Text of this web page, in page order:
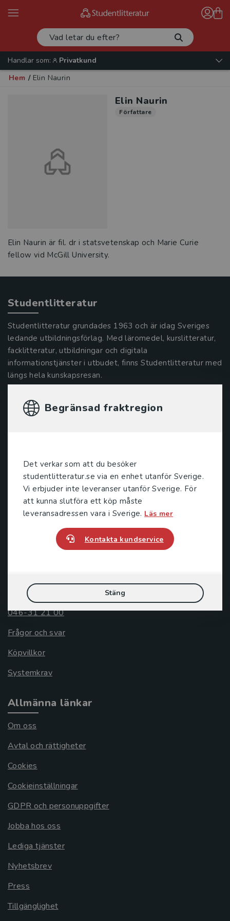
Begränsad fraktregion
Det verkar som att du besöker
studentlitteratur.se via en enhet utanför Sverige.
Vi erbjuder inte leveranser utanför Sverige. För
att kunna slutföra ett köp måste
leveransadressen vara i Sverige. Läs mer
Kontakta kundservice
Stäng
Handlar som:
Privatkund
Hem / Elin Naurin
Elin Naurin
Författare
Elin Naurin är fil. dr i statsvetenskap och Marie Curie
fellow vid McGill University.
Studentlitteratur
Studentlitteratur grundades 1963 och är idag Sveriges
ledande utbildningsförlag. Med läromedel, kurslitteratur,
facklitteratur, utbildningar och digitala
informationstjänster i utbudet, finns Studentlitteratur med
längs hela kunskapsresan.
Kontakta oss
Postadress:
Box 141
221 00 Lund
Besöksadress:
Åkergränden 1
226 60 Lund
Kontakta kundservice
046-31 21 00
Frågor och svar
Köpvillkor
Systemkrav
Allmänna länkar
Om oss
Avtal och rättigheter
Cookies
Cookieinställningar
GDPR och personuppgifter
Jobba hos oss
Lediga tjänster
Nyhetsbrev
Press
Tillgänglighet